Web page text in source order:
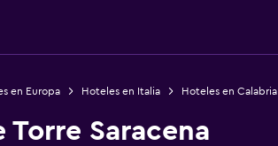
en Europa Hoteles en Italia Hoteles en Calabria
Torre Saracena